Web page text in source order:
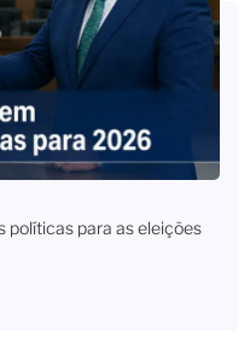
políticas para as eleições